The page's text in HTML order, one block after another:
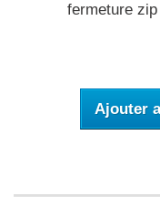
fermeture
Ajouter